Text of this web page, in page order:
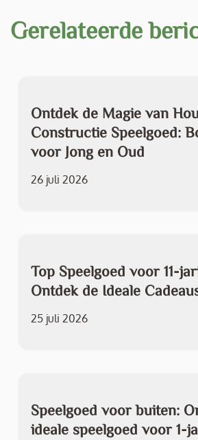
Gerelateerde
Ontdek de Magie van
Constructie Speelgoed:
voor Jong en Oud
26 juli 2026
Top Speelgoed voor 11-
Ontdek de Ideale
25 juli 2026
Speelgoed voor buiten:
ideale speelgoed voor 1-